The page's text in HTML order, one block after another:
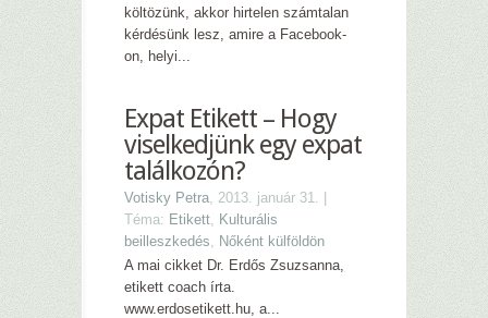
költözünk, akkor hirtelen számtalan
kérdésünk lesz, amire a Facebook-
on, helyi...
Expat Etikett – Hogy
viselkedjünk egy expat
találkozón?
Votisky Petra, 2013. január 31. |
Téma: Etikett, Kulturális
beilleszkedés, Nőként külföldön
A mai cikket Dr. Erdős Zsuzsanna,
etikett coach írta.
www.erdosetikett.hu, a...